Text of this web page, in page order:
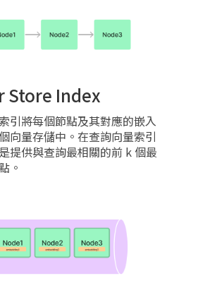
Store Index
引將每個節點及其對應的嵌入
向量存儲中。在查詢向量索引
提供與查詢最相關的前 k 個最
。